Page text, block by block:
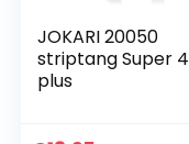
JOKARI 20050
striptang Super 4
plus